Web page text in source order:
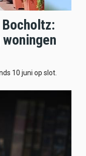
10 juni op slot.